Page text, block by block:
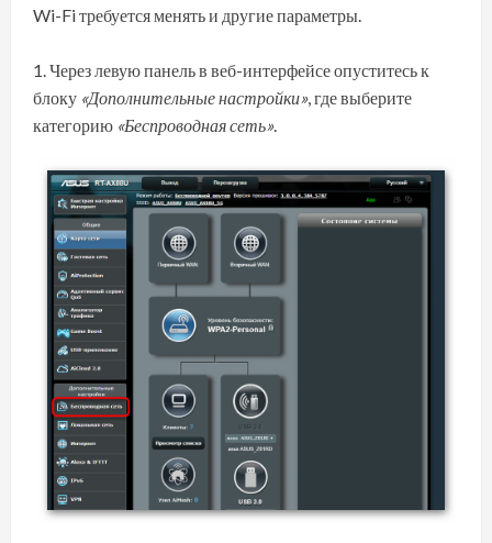
Wi-Fi требуется менять и другие параметры.
Через левую панель в веб-интерфейсе опуститесь к
блоку «Дополнительные настройки», где выберите
категорию «Беспроводная сеть».